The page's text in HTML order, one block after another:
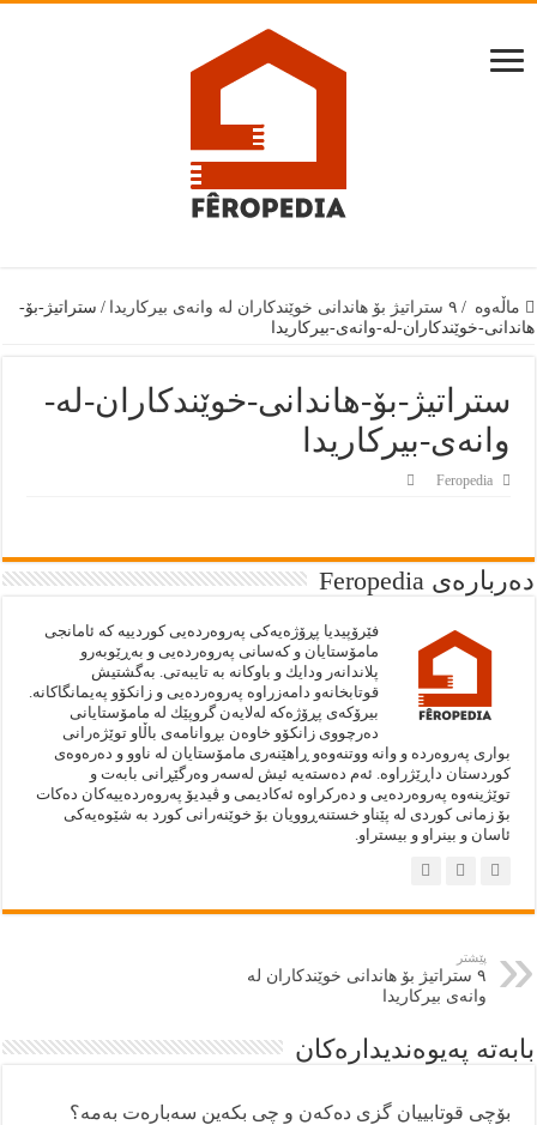
ماڵەوە / ٩ ستراتیژ بۆ هاندانی خوێندکاران لە وانەی بیرکاریدا / ستراتیژ-بۆ-
هاندانی-خوێندکاران-لە-وانەی-بیرکاریدا
ستراتیژ-بۆ-هاندانی-خوێندکاران-لە-
وانەی-بیرکاریدا
Feropedia
دەربارەى Feropedia
فێرۆپيديا پڕۆژەيەكى په‌روه‌رده‌يى كوردييە كە ئامانجى
مامۆستايان و كەسانى پەروەردەيى و بەڕێوبەرو
پلاندانەر ودايك و باوكانە بە تايبەتى. به‌گشتيش
قوتابخانەو دامەزراوە پەروەردەيى و زانكۆو پەيمانگاكانە.
بيرۆكەى پڕۆژەكە لەلايەن گروپێك لە مامۆستايانى
دەرچووى زانكۆو خاوەن بڕوانامەى باڵاو توێژەرانى
بوارى پەروەردە و وانە ووتنەوەو ڕاهێنەرى مامۆستايان لە ناوو و دەرەوەى
كوردستان داڕێژراوە. ئەم دەستەيه‌ ئيش لەسەر وەرگێڕانى بابەت و
توێژينەوە پەروەردەيى و دەركراوە ئەكاديمى و ڤيديۆ پەروەردەييەكان دەكات
بۆ زمانى كوردى لە پێناو خستنەڕوويان بۆ خوێنەرانى كورد بە شێوەيەكى
ئاسان و بينراو و بيستراو.
پێشتر
٩ ستراتیژ بۆ هاندانی خوێندکاران لە
وانەی بیرکاریدا
بابەتە پەيوەنديدارەكان
بۆچی قوتابییان گزی دەکەن و چی بکەین سەبارەت بەمە؟